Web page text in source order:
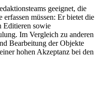
geeignet, die
müssen: Er bietet die
Editieren sowie
Im Vergleich zu anderen
Bearbeitung der Objekte
hohen Akzeptanz bei den